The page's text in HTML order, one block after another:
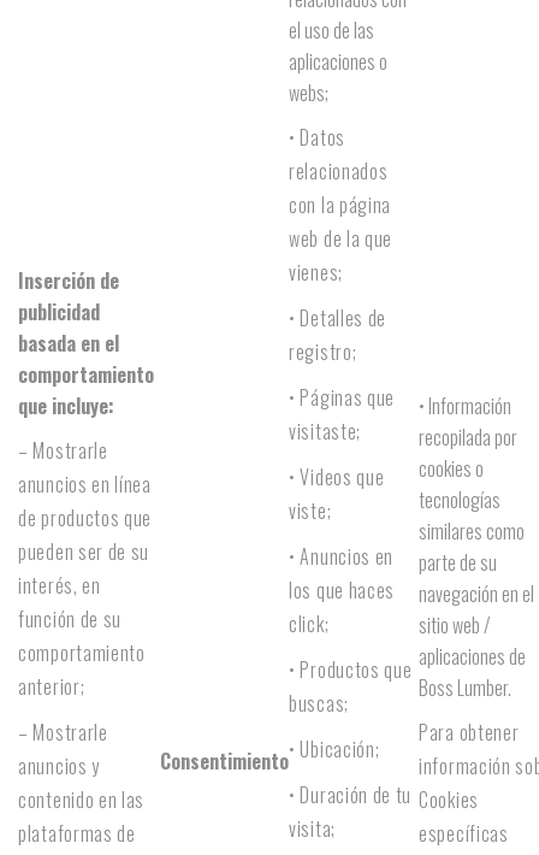
Inserción de
publicidad
basada en el
comportamiento
que incluye:
– Mostrarle
anuncios en línea
de productos que
pueden ser de su
interés, en
función de su
comportamiento
anterior;
– Mostrarle
anuncios y
contenido en las
plataformas de
Consentimiento
el uso de las
aplicaciones o
webs;
• Datos
relacionados
con la página
web de la que
vienes;
• Detalles de
registro;
• Páginas que
visitaste;
• Videos que
viste;
• Anuncios en
los que haces
click;
• Productos que
buscas;
• Ubicación;
• Duración de tu
visita;
• Información
recopilada por
cookies o
tecnologías
similares como
parte de su
navegación en el
sitio web /
aplicaciones de
Boss Lumber.
Para obtener
información
Cookies
específicas